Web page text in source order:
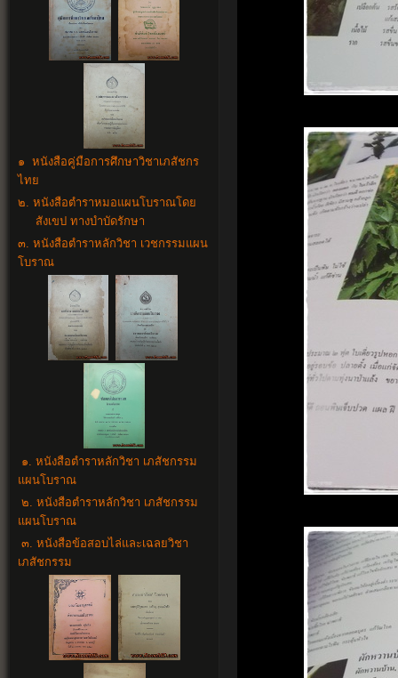
๑ หนังสือคู่มือการศึกษาวิชาเภสัชกร
ไทย
๒. หนังสือตำราหมอแผนโบราณโดย
สังเขป ทางบำบัดรักษา
๓. หนังสือตำราหลักวิชา เวชกรรมแผน
โบราณ
๑. หนังสือตำราหลักวิชา เภสัชกรรม
แผนโบราณ
๒. หนังสือตำราหลักวิชา เภสัชกรรม
แผนโบราณ
๓. หนังสือข้อสอบไล่และเฉลยวิชา
เภสัชกรรม